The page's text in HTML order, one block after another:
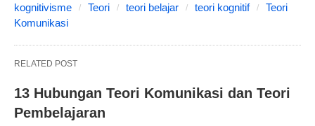
kognitivisme Teori teori belajar teori kognitif
Teori
Komunikasi
RELATED POST
13 Hubungan Teori Komunikasi dan Teori
Pembelajaran